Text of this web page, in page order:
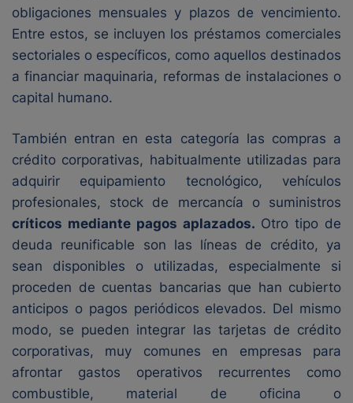
obligaciones mensuales y plazos de vencimiento.
Entre estos, se incluyen los préstamos comerciales
sectoriales o específicos, como aquellos destinados
a financiar maquinaria, reformas de instalaciones o
capital humano.
También entran en esta categoría las compras a
crédito corporativas, habitualmente utilizadas para
adquirir equipamiento tecnológico, vehículos
profesionales, stock de mercancía o suministros
críticos mediante pagos aplazados. Otro tipo de
deuda reunificable son las líneas de crédito, ya
sean disponibles o utilizadas, especialmente si
proceden de cuentas bancarias que han cubierto
anticipos o pagos periódicos elevados. Del mismo
modo, se pueden integrar las tarjetas de crédito
corporativas, muy comunes en empresas para
afrontar gastos operativos recurrentes como
combustible, material de oficina o